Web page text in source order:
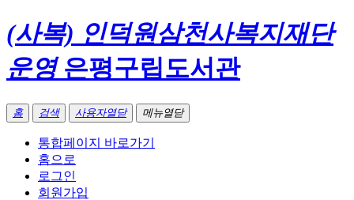
(사복) 인덕원삼천사복지재단
운영은평구립도서관
홈 검색 사용자열닫 메뉴열닫
통합페이지 바로가기
홈으로
로그인
회원가입